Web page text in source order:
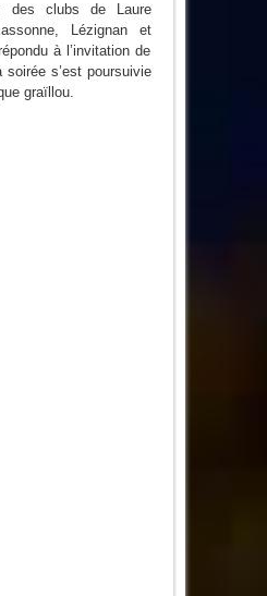
des clubs de Laure
Lézignan et
à l’invitation de
soirée s’est poursuivie
graïllou.